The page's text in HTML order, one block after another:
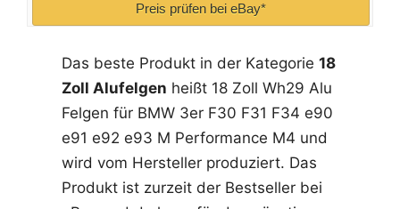
Preis prüfen bei eBay*
Das beste Produkt in der Kategorie 18
Zoll Alufelgen heißt 18 Zoll Wh29 Alu
Felgen für BMW 3er F30 F31 F34 e90
e91 e92 e93 M Performance M4 und
wird vom Hersteller produziert. Das
Produkt ist zurzeit der Bestseller bei